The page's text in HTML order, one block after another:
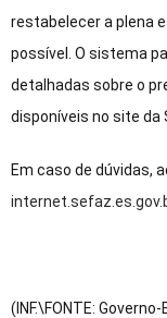
restabelecer a plena
possível. O sistema
detalhadas sobre o
disponíveis no site da
Em caso de dúvidas,
(INF.\FONTE: Governo-